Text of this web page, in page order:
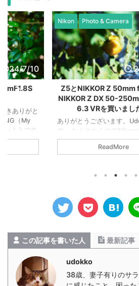
7/10
きありがと
（My
いようです
表現させて
じます。夜
Nikon Photo & Camera
Z5とNIKKOR Z 50mm
NIKKOR Z DX 50-
6.3 VRを買いまし
ありがとうございます。
す。 なんやかんやでNikon
ズ機、Z5を購入しました
ューです。よろしくお願い
6.3 VRの2本です。結局
も良さそうだったので、日
50mm一本。子どものイベ
はり望遠がいるので、DXモ
判断でした。 まだ手になじ
ReadMore
この記事を書いた人 最新記事
udokko
38歳、妻子有りのサ